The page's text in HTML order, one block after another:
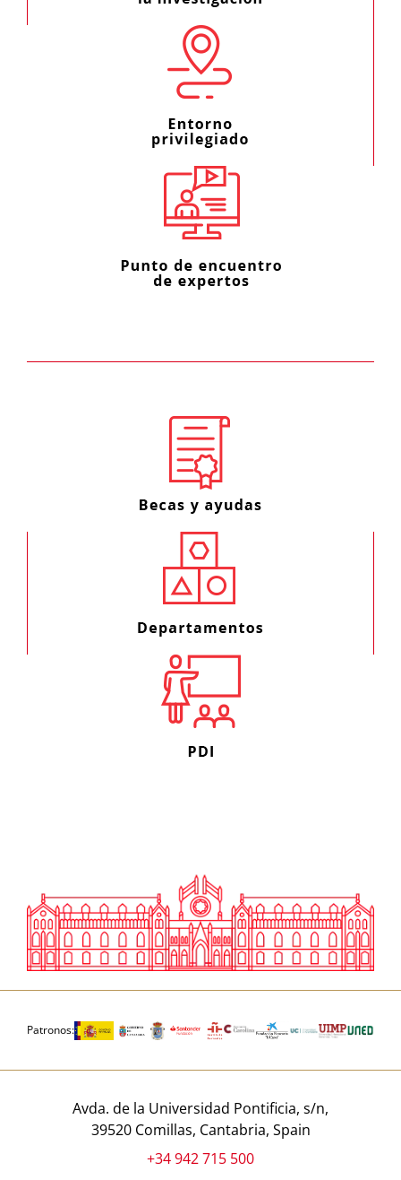
Patronos:
Avda. de la Universidad Pontificia, s/n,
39520 Comillas, Cantabria, Spain
+34 942 715 500